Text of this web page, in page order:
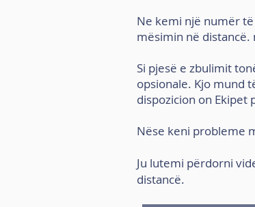
Ne kemi një numër
mësimin në distancë.
Si pjesë e zbulimit
opsionale. Kjo mund
dispozicion on Ekipet
Nëse keni probleme
Ju lutemi përdorni
distancë.